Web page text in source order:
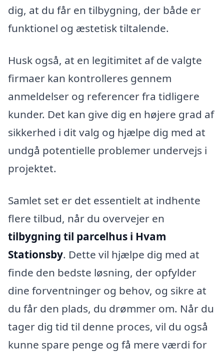
dig, at du får en tilbygning, der både er
funktionel og æstetisk tiltalende.
Husk også, at en legitimitet af de valgte
firmaer kan kontrolleres gennem
anmeldelser og referencer fra tidligere
kunder. Det kan give dig en højere grad af
sikkerhed i dit valg og hjælpe dig med at
undgå potentielle problemer undervejs i
projektet.
Samlet set er det essentielt at indhente
flere tilbud, når du overvejer en
tilbygning til parcelhus i Hvam
Stationsby. Dette vil hjælpe dig med at
finde den bedste løsning, der opfylder
dine forventninger og behov, og sikre at
du får den plads, du drømmer om. Når du
tager dig tid til denne proces, vil du også
kunne spare penge og få mere værdi for